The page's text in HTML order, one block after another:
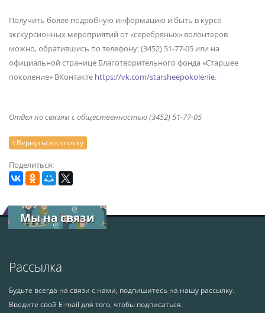
Получить более подробную информацию и быть в курсе
экскурсионных мероприятий от «серебряных» волонтеров
можно, обратившись по телефону: (3452) 51-77-05 или на
официальной странице Благотворительного фонда «Старшее
поколение» ВКонтакте https://vk.com/starsheepokolenie.
Отдел по связям с общественностью (3452) 51-77-05
Вернуться к списку
Поделиться:
Мы на связи
Рассылка
Будьте всегда на связи с нами, подпишитесь на нашу рассылку.
Введите свой E-mail для того, чтобы подписаться.